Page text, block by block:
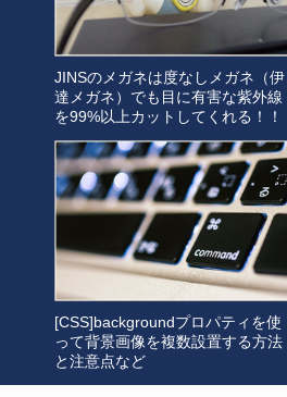
JINSのメガネは度なしメガネ（伊
達メガネ）でも目に有害な紫外線
を99%以上カットしてくれる！！
[CSS]backgroundプロパティを使
って背景画像を複数設置する方法
と注意点など